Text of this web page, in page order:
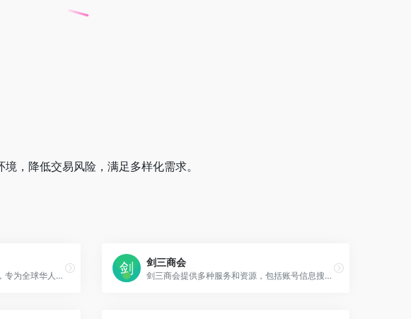
，降低交易风险，满足多样化需求。
Z2U游戏服务网是一个在线平台，专为全球华人玩家设计，提供各种游戏相关交易服务。具体来说，它允许玩家租聘
剑三商会
剑三商会提供多种服务和资源，包括账号信息搜索、蹲号服务、物品价格查询、外观交易等。这些服务帮助玩家更好地管理和利用他们的游戏资源，提升游戏体验。